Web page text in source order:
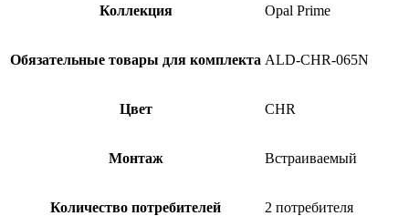
Коллекция Opal Prime
Обязательные товары для комплекта ALD-CHR-065N
Цвет CHR
Монтаж Встраиваемый
Количество потребителей 2 потребителя